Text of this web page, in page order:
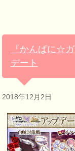
『かんぱに☆
デート
2018年12月2日